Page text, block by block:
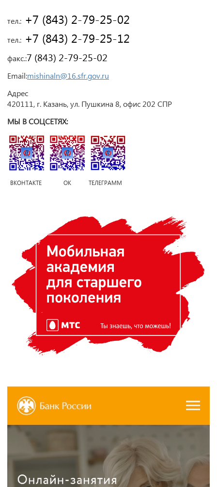
тел.: +7 (843) 2-79-25-02
тел.: +7 (843) 2-79-25-12
факс.:7 (843) 2-79-25-02
Email:mishinaln@16.sfr.gov.ru
Адрес
420111, г. Казань, ул. Пушкина 8, офис 202 СПР
МЫ В СОЦСЕТЯХ:
ВКОНТАКТЕ ОК ТЕЛЕГРАММ